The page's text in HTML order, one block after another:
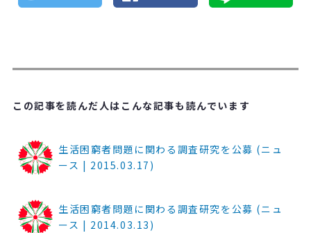
この記事を読んだ人はこんな記事も読んでいます
生活困窮者問題に関わる調査研究を公募 (ニュ
ース | 2015.03.17)
生活困窮者問題に関わる調査研究を公募 (ニュ
ース | 2014.03.13)